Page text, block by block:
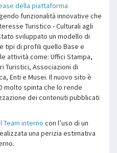
della piattaforma
funzionalità innovative che
Turistico - Culturali agli
sviluppato un modello di
tipi di profili quello Base e
attività come: Uffici Stampa,
Turistici, Associazioni di
Enti e Musei. Il nuovo sito è
molto spinta che lo rende
dei contenuti pubblicati
interno con l’uso di un
una perizia estimativa